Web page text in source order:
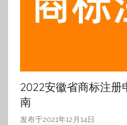
2022安徽省商标注册
南
发布于2021年12月14日